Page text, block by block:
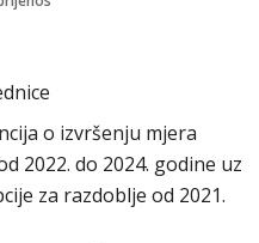
o izvršenju mjera
2022. do 2024. godine uz
za razdoblje od 2021.